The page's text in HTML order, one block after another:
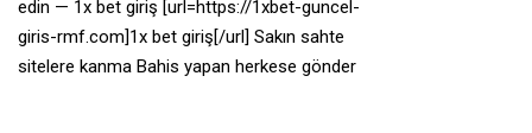
edin — 1x bet giriş [url=https://1xbet-guncel-
giris-rmf.com]1x bet giriş[/url] Sakın sahte
sitelere kanma Bahis yapan herkese gönder